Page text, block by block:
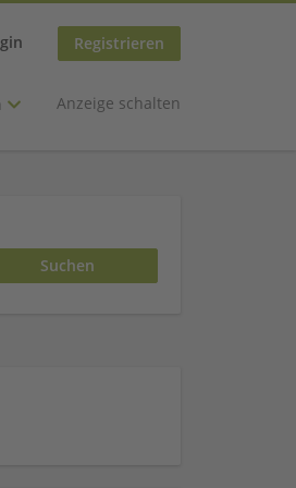
Registrieren
Anzeige schalten